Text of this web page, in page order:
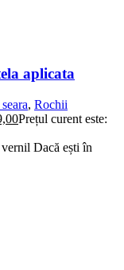
aplicata
, Rochii
Prețul curent este:
Dacă ești în